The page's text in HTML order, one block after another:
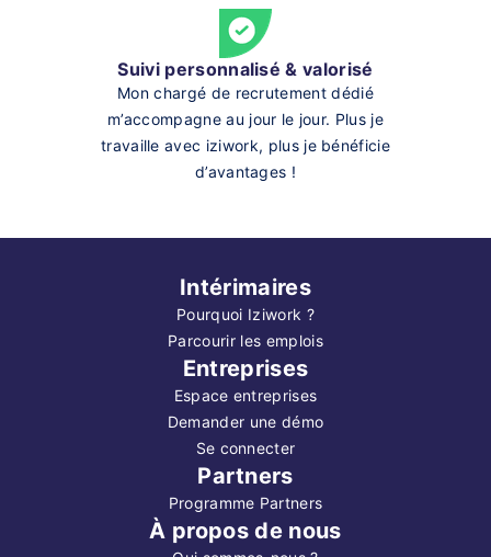
Suivi personnalisé & valorisé
Mon chargé de recrutement dédié
m’accompagne au jour le jour. Plus je
travaille avec iziwork, plus je bénéficie
d’avantages !
Intérimaires
Pourquoi Iziwork ?
Parcourir les emplois
Entreprises
Espace entreprises
Demander une démo
Se connecter
Partners
Programme Partners
À propos de nous